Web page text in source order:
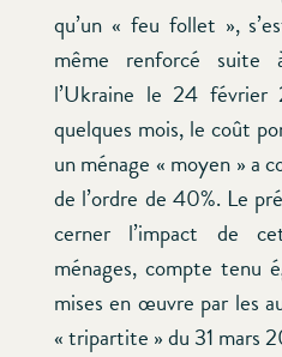
qu’un « feu follet »,
même renforcé suite
l’Ukraine le 24 février
quelques mois, le coût
un ménage « moyen » a
de l’ordre de 40%. Le
cerner l’impact de
ménages, compte tenu
mises en œuvre par les
« tripartite » du 31 mars